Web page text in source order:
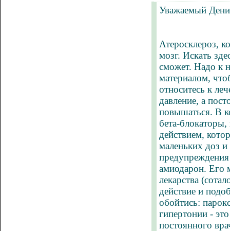
Уважаемый
Атеросклероз,
мозг. Искать
сможет. Надо к
материалом,
относитесь к
давление, а
повышаться. В
бета-
действием,
маленьких доз
амиодарон. Его
лекарства
действие и
обойтись:
гипертонии -
постоянного